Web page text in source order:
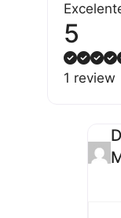
5
1 review